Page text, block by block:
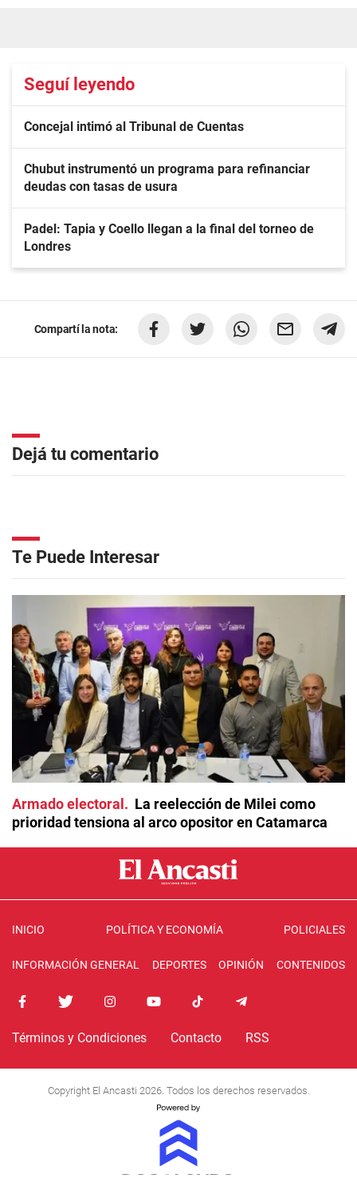
Seguí leyendo
Concejal intimó al Tribunal de Cuentas
Chubut instrumentó un programa para refinanciar
deudas con tasas de usura
Padel: Tapia y Coello llegan a la final del torneo de
Londres
Compartí la nota:
Dejá tu comentario
Te Puede Interesar
Armado electoral
La reelección de Milei como
prioridad tensiona al arco opositor en Catamarca
INICIO POLÍTICA Y ECONOMÍA POLICIALES
INFORMACIÓN GENERAL DEPORTES OPINIÓN CONTENIDOS
Términos y Condiciones Contacto RSS
Copyright El Ancasti 2026. Todos los derechos reservados.